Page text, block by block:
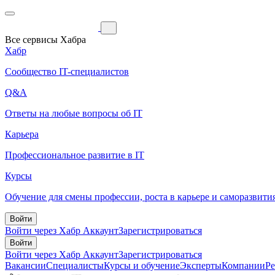
Все сервисы Хабра
Хабр
Сообщество IT-специалистов
Q&A
Ответы на любые вопросы об IT
Карьера
Профессиональное развитие в IT
Курсы
Обучение для смены профессии, роста в карьере и
Войти
Войти через Хабр АккаунтЗарегистрироваться
Войти
Войти через Хабр АккаунтЗарегистрироваться
ВакансииСпециалистыКурсы и обучениеЭкспертыКомпании